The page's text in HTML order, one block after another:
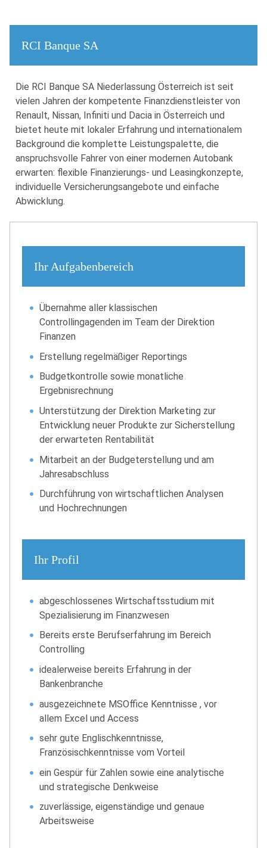
RCI Banque SA
Die RCI Banque SA Niederlassung Österreich ist seit
vielen Jahren der kompetente Finanzdienstleister von
Renault, Nissan, Infiniti und Dacia in Österreich und
bietet heute mit lokaler Erfahrung und internationalem
Background die komplette Leistungspalette, die
anspruchsvolle Fahrer von einer modernen Autobank
erwarten: flexible Finanzierungs- und Leasingkonzepte,
individuelle Versicherungsangebote und einfache
Abwicklung.
Ihr Aufgabenbereich
Übernahme aller klassischen
Controllingagenden im Team der Direktion
Finanzen
Erstellung regelmäßiger Reportings
Budgetkontrolle sowie monatliche
Ergebnisrechnung
Unterstützung der Direktion Marketing zur
Entwicklung neuer Produkte zur Sicherstellung
der erwarteten Rentabilität
Mitarbeit an der Budgeterstellung und am
Jahresabschluss
Durchführung von wirtschaftlichen Analysen
und Hochrechnungen
Ihr Profil
abgeschlossenes Wirtschaftsstudium mit
Spezialisierung im Finanzwesen
Bereits erste Berufserfahrung im Bereich
Controlling
idealerweise bereits Erfahrung in der
Bankenbranche
ausgezeichnete MSOffice Kenntnisse , vor
allem Excel und Access
sehr gute Englischkenntnisse,
Französischkenntnisse vom Vorteil
ein Gespür für Zahlen sowie eine analytische
und strategische Denkweise
zuverlässige, eigenständige und genaue
Arbeitsweise